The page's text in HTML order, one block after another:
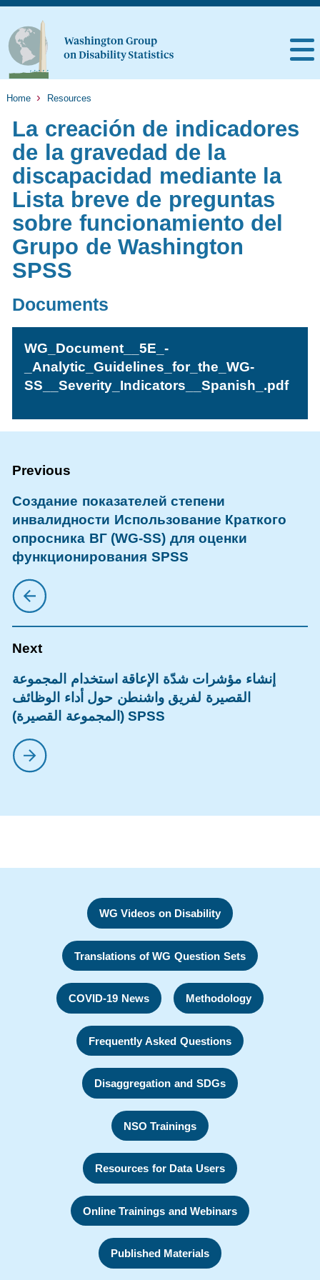
Home Resources
La creación de indicadores
de la gravedad de la
discapacidad mediante la
Lista breve de preguntas
sobre funcionamiento del
Grupo de Washington
SPSS
Documents
WG_Document__5E_-
_Analytic_Guidelines_for_the_WG-
SS__Severity_Indicators__Spanish_.pdf
Создание показателей степени
инвалидности Использование Краткого
опросника ВГ (WG-SS) для оценки
функционирования SPSS
إنشاء مؤشرات شدّة الإعاقة استخدام المجموعة
القصيرة لفريق واشنطن حول أداء الوظائف
(المجموعة القصيرة) SPSS
WG Videos on Disability
Translations of WG Question Sets
COVID-19 News Methodology
Frequently Asked Questions
Disaggregation and SDGs
NSO Trainings
Resources for Data Users
Online Trainings and Webinars
Published Materials